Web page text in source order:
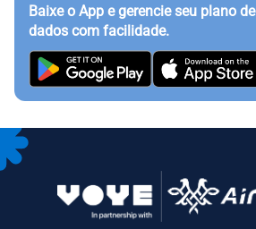
Baixe o App e gerencie seu plano de
dados com facilidade.